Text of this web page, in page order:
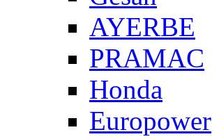
AYERBE
PRAMAC
Honda
Europower